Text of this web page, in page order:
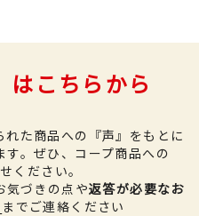
はこちらから
た商品への『声』をもとに
。 ぜひ、コープ商品への
ください。
気づきの点や返答が必要なお
までご連絡ください